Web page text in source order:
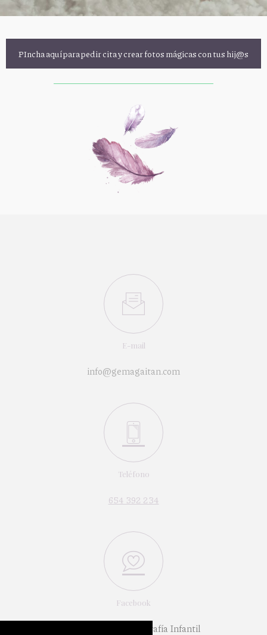
PIncha aquí para pedir cita y crear fotos mágicas con tus hij@s
E-mail
info@gemagaitan.com
Teléfono
654 392 234
Facebook
Gema Gaitán - Fotografía Infantil